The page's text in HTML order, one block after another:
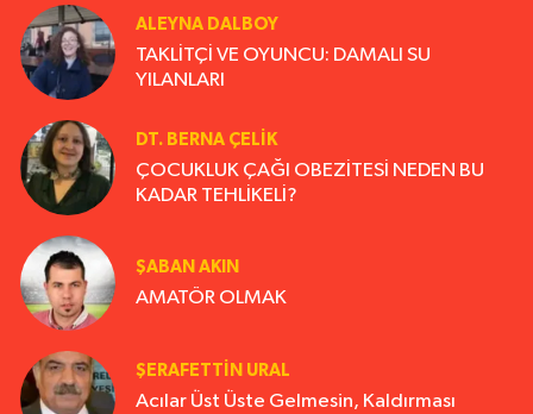
ALEYNA DALBOY
TAKLİTÇİ VE OYUNCU: DAMALI SU
YILANLARI
DT. BERNA ÇELIK
ÇOCUKLUK ÇAĞI OBEZİTESİ NEDEN BU
KADAR TEHLİKELİ?
ŞABAN AKIN
AMATÖR OLMAK
ŞERAFETTIN URAL
Acılar Üst Üste Gelmesin, Kaldırması